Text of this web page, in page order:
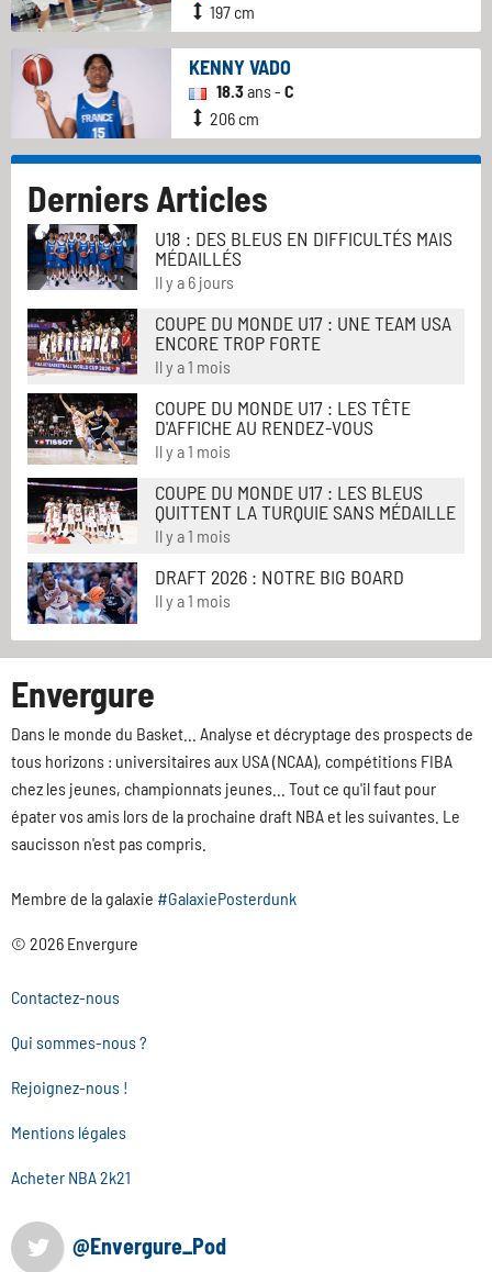
197 cm
KENNY VADO
18.3ans - C
206 cm
Derniers Articles
U18 : DES BLEUS EN DIFFICULTÉS MAIS
MÉDAILLÉS
Il y a 6 jours
COUPE DU MONDE U17 : UNE TEAM USA
ENCORE TROP FORTE
Il y a 1 mois
COUPE DU MONDE U17 : LES TÊTE
D'AFFICHE AU RENDEZ-VOUS
Il y a 1 mois
COUPE DU MONDE U17 : LES BLEUS
QUITTENT LA TURQUIE SANS MÉDAILLE
Il y a 1 mois
DRAFT 2026 : NOTRE BIG BOARD
Il y a 1 mois
Envergure
Dans le monde du Basket... Analyse et décryptage des prospects de
tous horizons : universitaires aux USA (NCAA), compétitions FIBA
chez les jeunes, championnats jeunes... Tout ce qu'il faut pour
épater vos amis lors de la prochaine draft NBA et les suivantes. Le
saucisson n'est pas compris.
Membre de la galaxie #GalaxiePosterdunk
© 2026 Envergure
Contactez-nous
Qui sommes-nous ?
Rejoignez-nous !
Mentions légales
Acheter NBA 2k21
@Envergure_Pod